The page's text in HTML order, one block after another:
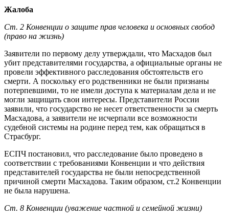
Жалоба
Ст. 2 Конвенции о защите прав человека и основных свобод
(право на жизнь)
Заявители по первому делу утверждали, что Масхадов был
убит представителями государства, а официальные органы не
провели эффективного расследования обстоятельств его
смерти. А поскольку его родственники не были признаны
потерпевшими, то не имели доступа к материалам дела и не
могли защищать свои интересы. Представители России
заявили, что государство не несет ответственности за смерть
Масхадова, а заявители не исчерпали все возможности
судебной системы на родине перед тем, как обращаться в
Страсбург.
ЕСПЧ постановил, что расследование было проведено в
соответствии с требованиями Конвенции и что действия
представителей государства не были непосредственной
причиной смерти Масхадова. Таким образом, ст.2 Конвенции
не была нарушена.
Ст. 8 Конвенции (уважение частной и семейной жизни)